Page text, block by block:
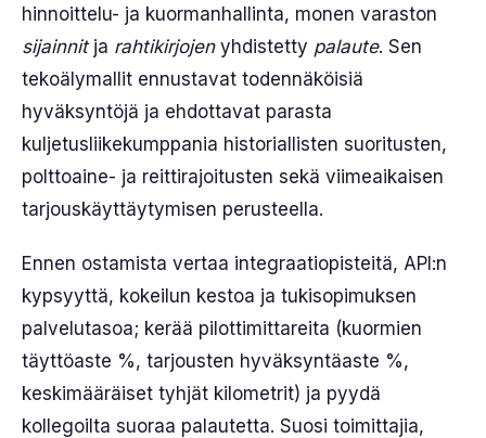
hinnoittelu- ja kuormanhallinta, monen varaston
sijainnitja rahtikirjojenyhdistetty palaute. Sen
tekoälymallit ennustavat todennäköisiä
hyväksyntöjä ja ehdottavat parasta
kuljetusliikekumppania historiallisten suoritusten,
polttoaine- ja reittirajoitusten sekä viimeaikaisen
tarjouskäyttäytymisen perusteella.
Ennen ostamista vertaa integraatiopisteitä, API:n
kypsyyttä, kokeilun kestoa ja tukisopimuksen
palvelutasoa; kerää pilottimittareita (kuormien
täyttöaste %, tarjousten hyväksyntäaste %,
keskimääräiset tyhjät kilometrit) ja pyydä
kollegoilta suoraa palautetta. Suosi toimittajia,